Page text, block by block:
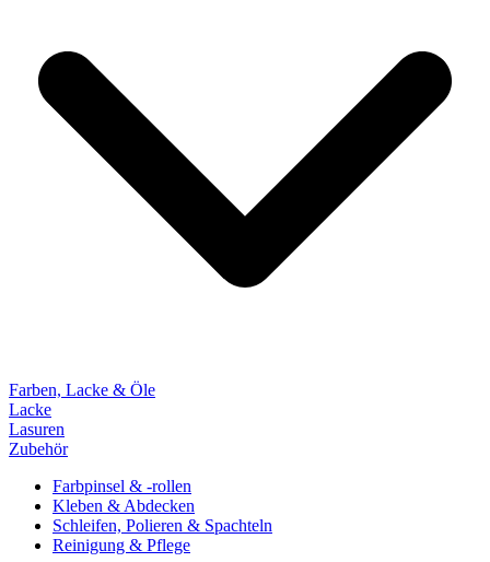
Farben, Lacke & Öle
Lacke
Lasuren
Zubehör
Farbpinsel & -rollen
Kleben & Abdecken
Schleifen, Polieren & Spachteln
Reinigung & Pflege